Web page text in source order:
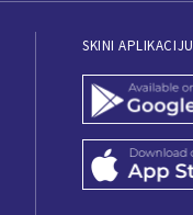
SKINI APLIKACIJU